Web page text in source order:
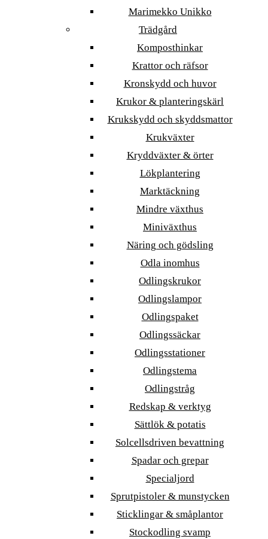
Marimekko Unikko
Trädgård
Komposthinkar
Krattor och räfsor
Kronskydd och huvor
Krukor & planteringskärl
Krukskydd och skyddsmattor
Krukväxter
Kryddväxter & örter
Lökplantering
Marktäckning
Mindre växthus
Miniväxthus
Näring och gödsling
Odla inomhus
Odlingskrukor
Odlingslampor
Odlingspaket
Odlingssäckar
Odlingsstationer
Odlingstema
Odlingstråg
Redskap & verktyg
Sättlök & potatis
Solcellsdriven bevattning
Spadar och grepar
Specialjord
Sprutpistoler & munstycken
Sticklingar & småplantor
Stockodling svamp